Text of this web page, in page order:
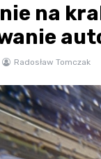
na
Radosław Tomczak